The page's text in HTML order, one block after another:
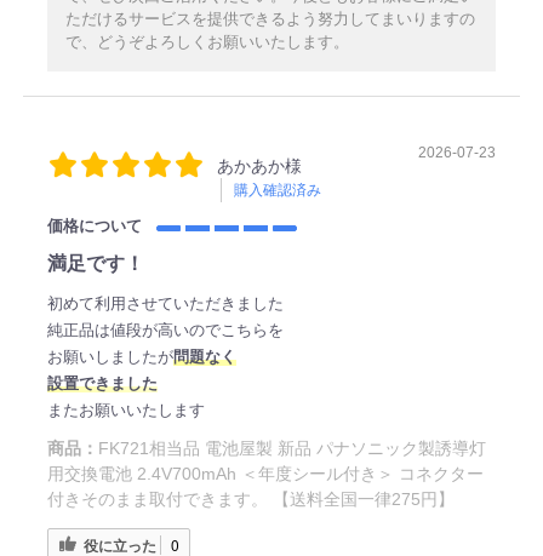
ただけるサービスを提供できるよう努力してまいりますの
で、どうぞよろしくお願いいたします。
あかあか様
購入確認済み
2026-07-23
価格について
満足です！
初めて利用させていただきました
純正品は値段が高いのでこちらを
お願いしましたが問題なく
設置できました
またお願いいたします
商品： FK721相当品 電池屋製 新品 パナソニック製誘導灯
用交換電池 2.4V700mAh ＜年度シール付き＞ コネクター
付きそのまま取付できます。 【送料全国一律275円】
役に立った 0